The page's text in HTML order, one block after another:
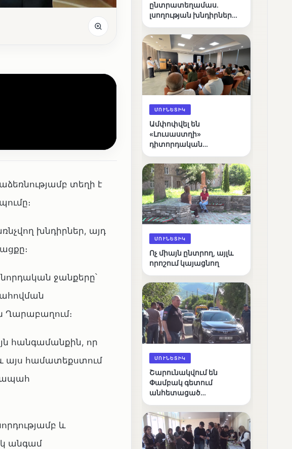
տեղի է
խնդիրներ, այդ
ջանքերը՝
Ղարաբաղում։
հանգամանքին, որ
այս համատեքստում
և
անգամ
ընտրատեղամաս.
լսողության խնդիրներ
ճանապարհը
ՄՈՒՆԵՏԻԿ
Ամփոփվել են
«Լուսաստղի»
դիտորդական
արդյունքները
ՄՈՒՆԵՏԻԿ
Ոչ միայն ընտրող, այլև
որոշում կայացնող
ՄՈՒՆԵՏԻԿ
Շարունակվում են
Փամբակ գետում
անհետացած
որոնողական
աշխատանքները